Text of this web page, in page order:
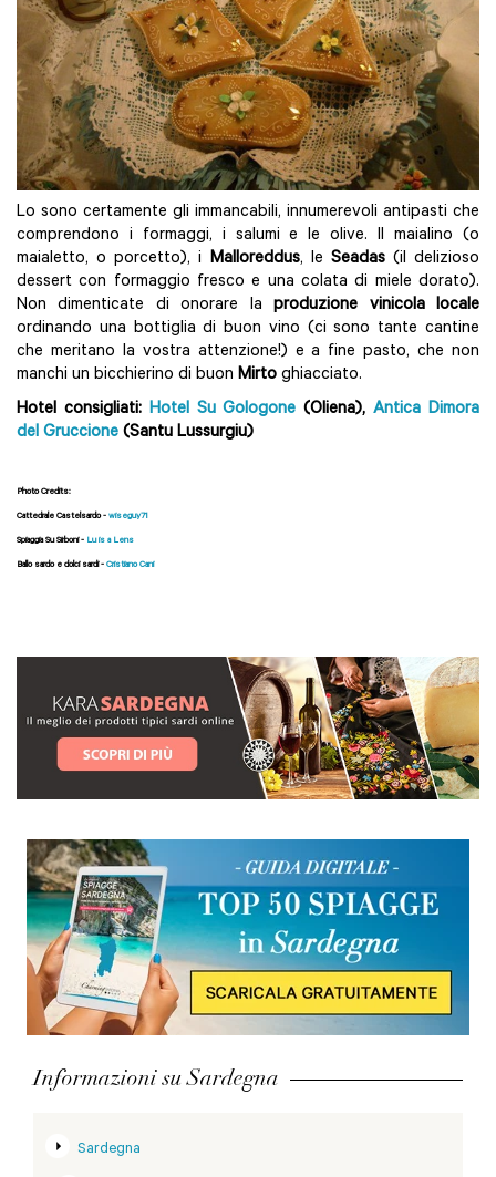
Lo sono certamente gli immancabili, innumerevoli antipasti che
comprendono i formaggi, i salumi e le olive. Il maialino (o
maialetto, o porcetto), i Malloreddus, le Seadas(il delizioso
dessert con formaggio fresco e una colata di miele dorato).
Non dimenticate di onorare la produzione vinicola locale
ordinando una bottiglia di buon vino (ci sono tante cantine
che meritano la vostra attenzione!) e a fine pasto, che non
manchi un bicchierino di buon Mirto ghiacciato.
Hotel consigliati: Hotel Su Gologone (Oliena),Antica Dimora
del Gruccione (Santu Lussurgiu)
Photo Credits:
Cattedrale Castelsardo - wiseguy71
Spiaggia Su Sirboni - Lu is a Lens
Ballo sardo e dolci sardi - Cristiano Cani
Informazioni su Sardegna
Sardegna